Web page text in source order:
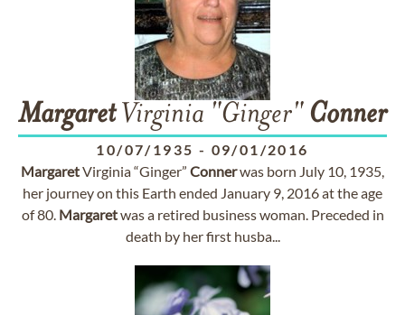
MargaretVirginia "Ginger" Conner
10/07/1935 - 09/01/2016
MargaretVirginia “Ginger” Connerwas born July 10, 1935,
her journey on this Earth ended January 9, 2016 at the age
of 80. Margaretwas a retired business woman. Preceded in
death by her first husba...